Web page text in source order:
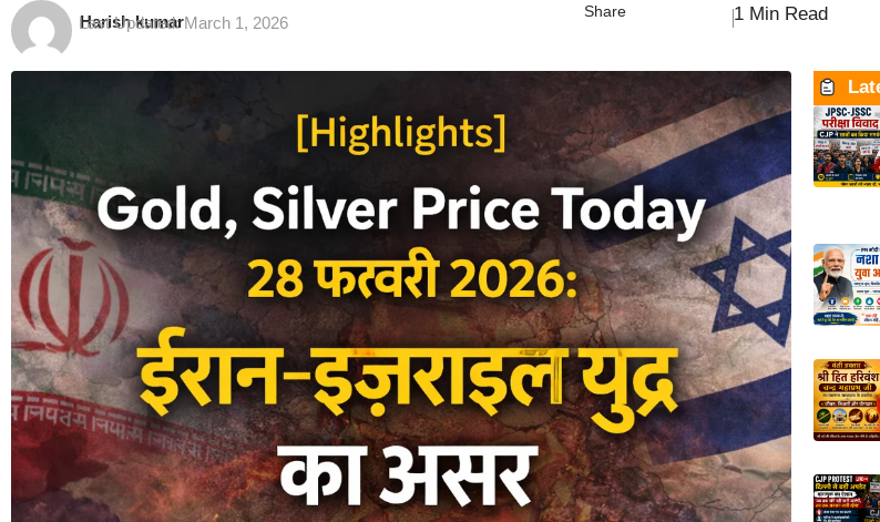
Harish kumar
Last Updated: March 1, 2026
Share 1 Min Read